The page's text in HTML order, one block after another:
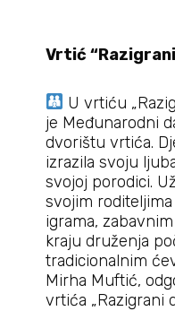
Vrtić
U vrtiću
je Međunarodni
dvorištu vrtića.
izrazila svoju
svojoj porodici.
svojim
igrama,
kraju druženja
tradicionalnim
Mirha Muftić,
vrtića „Razigrani